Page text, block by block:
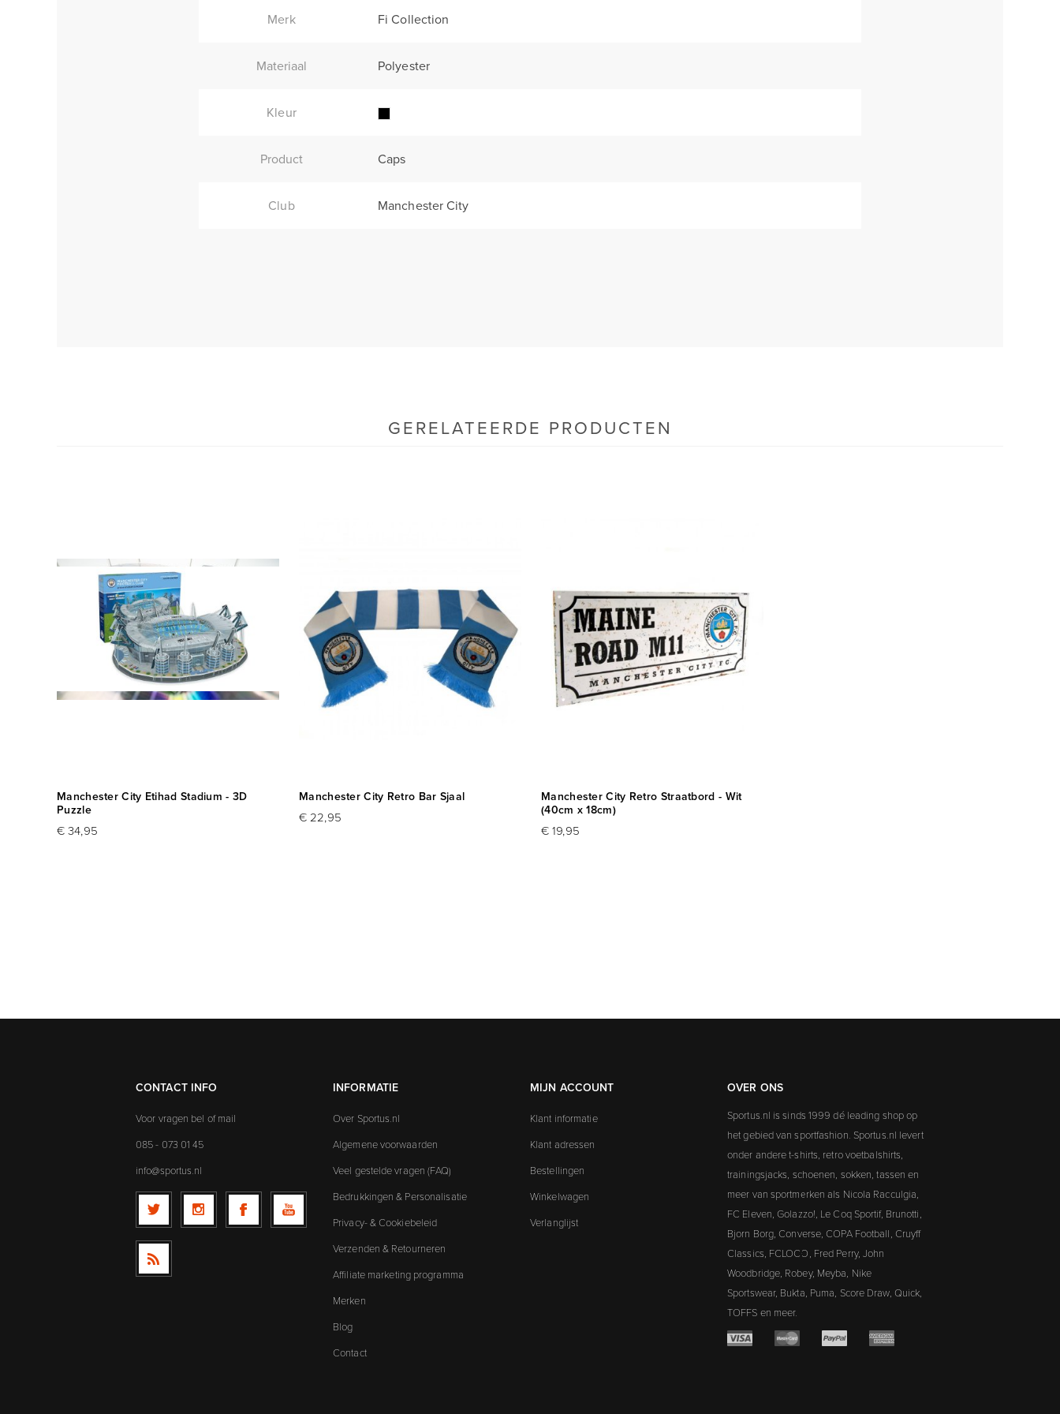
Merk Fi Collection
Materiaal Polyester
Kleur
Product Caps
Club Manchester City
GERELATEERDE PRODUCTEN
Manchester City Etihad Stadium - 3D
Puzzle
€ 34,95
Manchester City Retro Bar Sjaal
€ 22,95
Manchester City Retro Straatbord - Wit
(40cm x 18cm)
€ 19,95
CONTACT INFO
Voor vragen bel of mail
085 - 073 01 45
info@sportus.nl
INFORMATIE
Over Sportus.nl
Algemene voorwaarden
Veel gestelde vragen (FAQ)
Bedrukkingen & Personalisatie
Privacy- & Cookiebeleid
Verzenden & Retourneren
Affiliate marketing programma
Merken
Blog
Contact
MIJN ACCOUNT
Klant informatie
Klant adressen
Bestellingen
Winkelwagen
Verlanglijst
OVER ONS
Sportus.nl is sinds 1999 dé leading shop op
het gebied van sportfashion. Sportus.nl levert
onder andere t-shirts, retro voetbalshirts,
trainingsjacks, schoenen, sokken, tassen en
meer van sportmerken als Nicola Racculgia,
FC Eleven, Golazzo!, Le Coq Sportif, Brunotti,
Bjorn Borg, Converse, COPA Football, Cruyff
Classics, FCLOCO, Fred Perry, John
Woodbridge, Robey, Meyba, Nike
Sportswear, Bukta, Puma, Score Draw, Quick,
TOFFS en meer.